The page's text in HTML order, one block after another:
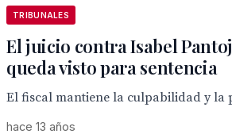
TRIBUNALES
El juicio contra Isabel
queda visto para sentencia
El fiscal mantiene la culpabilidad y la
hace 13 años